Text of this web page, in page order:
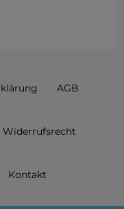
AGB
Widerrufs­recht
Kontakt